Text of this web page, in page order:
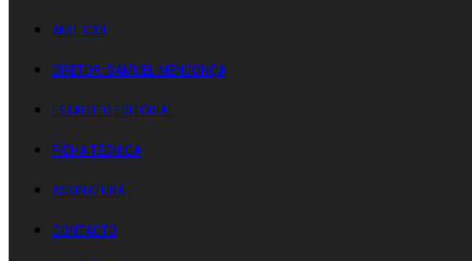
ANO: CXII
DIRETOR: SAMUEL MENDONÇA
ESTATUTO EDITORIAL
FICHA TÉCNICA
ASSINATURA
CONTACTO